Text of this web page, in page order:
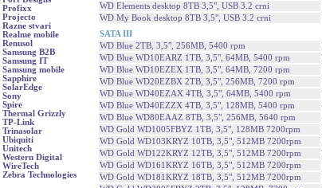
Profixx
Projecto
Razne stvari
Realme mobile
Renusol
Samsung B2B
Samsung IT
Samsung mobile
Sapphire
SolarEdge
Sony
Spire
Thermal Grizzly
TP-Link
Trinasolar
Ubiquiti
Unitech
Western Digital
WireTech
Zebra Technologies
WD Elements desktop 8TB 3,5", USB 3.2 crni
WD My Book desktop 8TB 3,5", USB 3.2 crni
SATA III
WD Blue 2TB, 3,5", 256MB, 5400 rpm
WD Blue WD10EARZ 1TB, 3,5", 64MB, 5400 rpm
WD Blue WD10EZEX 1TB, 3,5", 64MB, 7200 rpm
WD Blue WD20EZBX 2TB, 3,5", 256MB, 7200 rpm
WD Blue WD40EZAX 4TB, 3,5", 64MB, 5400 rpm
WD Blue WD40EZZX 4TB, 3,5", 128MB, 5400 rpm
WD Blue WD80EAAZ 8TB, 3,5", 256MB, 5640 rpm
WD Gold WD1005FBYZ 1TB, 3,5", 128MB 7200rpm
WD Gold WD103KRYZ 10TB, 3,5", 512MB 7200rpm
WD Gold WD122KRYZ 12TB, 3,5", 512MB 7200rpm
WD Gold WD161KRYZ 16TB, 3,5", 512MB 7200rpm
WD Gold WD181KRYZ 18TB, 3,5", 512MB 7200rpm